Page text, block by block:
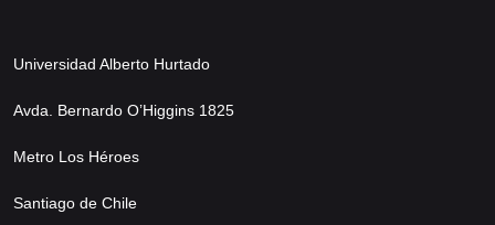
Universidad Alberto Hurtado
Avda. Bernardo O’Higgins 1825
Metro Los Héroes
Santiago de Chile